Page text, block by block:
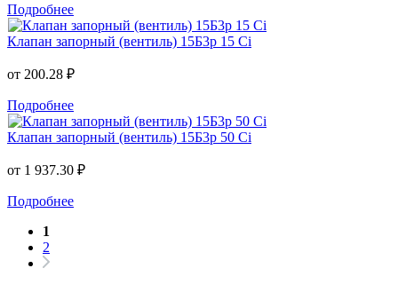
Подробнее
Клапан запорный (вентиль) 15Б3р 15 Ci
от 200.28 ₽
Подробнее
Клапан запорный (вентиль) 15Б3р 50 Ci
от 1 937.30 ₽
Подробнее
1
2